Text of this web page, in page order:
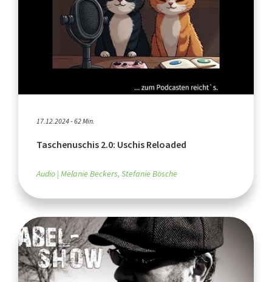
17.12.2024 - 62 Min.
Taschenuschis 2.0: Uschis Reloaded
Audio Melanie Beckers, Stefanie Bösche